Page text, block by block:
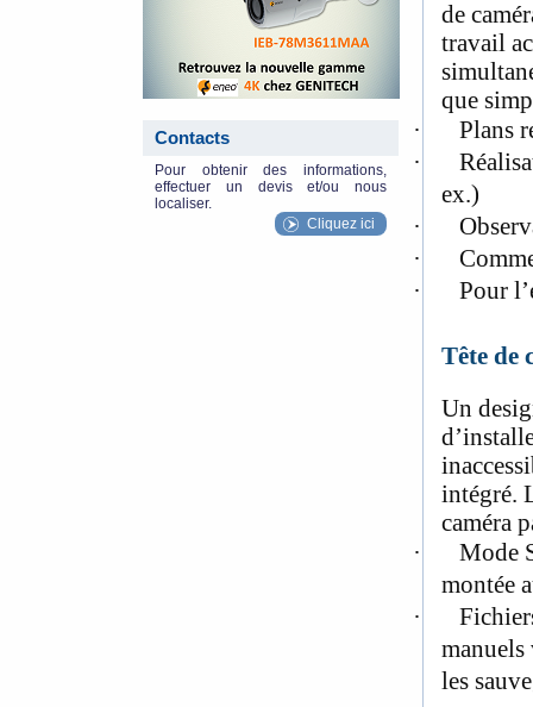
Contacts
Pour obtenir des informations,
effectuer un devis et/ou nous
localiser.
Cliquez ici
de
travail
que
·
Plans
·
ex.)
·
·
·
Pour
Tête de
Un
intégré.
caméra
·
Mode
montée
·
manuels
les